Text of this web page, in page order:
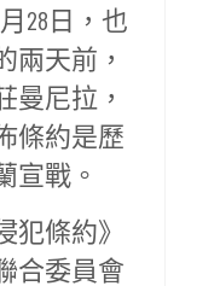
28日，也
兩天前，
曼尼拉，
條約是歷
宣戰。
條約》
合委員會